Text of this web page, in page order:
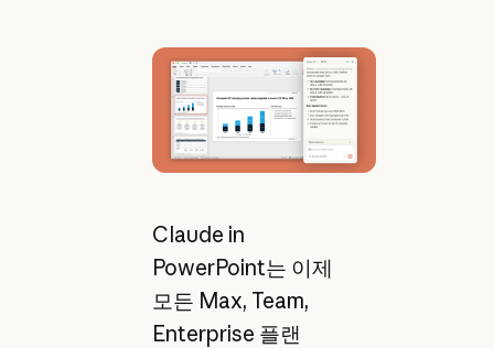
Claude in
PowerPoint는 이제
모든 Max, Team,
Enterprise 플랜